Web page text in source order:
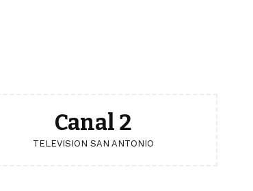
Canal 2
TELEVISION SAN ANTONIO